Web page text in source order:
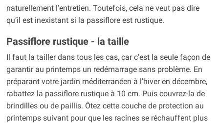
naturellement l’entretien. Toutefois, cela ne veut pas dire
qu’il est inexistant si la passiflore est rustique.
Passiflore rustique - la taille
Il faut la tailler dans tous les cas, car c’est la seule façon de
garantir au printemps un redémarrage sans problème. En
préparant votre jardin méditerranéen à l’hiver en décembre,
rabattez la passiflore rustique à 10 cm. Puis couvrez-la de
brindilles ou de paillis. Ôtez cette couche de protection au
printemps suivant pour que les racines se réchauffent plus